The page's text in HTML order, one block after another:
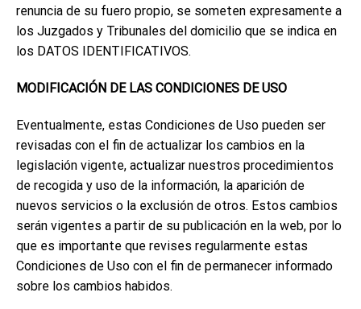
renuncia de su fuero propio, se someten expresamente a
los Juzgados y Tribunales del domicilio que se indica en
los DATOS IDENTIFICATIVOS.
MODIFICACIÓN DE LAS CONDICIONES DE USO
Eventualmente, estas Condiciones de Uso pueden ser
revisadas con el fin de actualizar los cambios en la
legislación vigente, actualizar nuestros procedimientos
de recogida y uso de la información, la aparición de
nuevos servicios o la exclusión de otros. Estos cambios
serán vigentes a partir de su publicación en la web, por lo
que es importante que revises regularmente estas
Condiciones de Uso con el fin de permanecer informado
sobre los cambios habidos.